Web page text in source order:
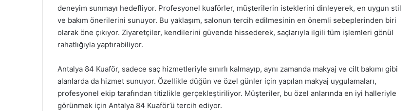
deneyim sunmayı hedefliyor. Profesyonel kuaförler, müşterilerin isteklerini dinleyerek, en uygun stil
ve bakım önerilerini sunuyor. Bu yaklaşım, salonun tercih edilmesinin en önemli sebeplerinden biri
olarak öne çıkıyor. Ziyaretçiler, kendilerini güvende hissederek, saçlarıyla ilgili tüm işlemleri gönül
rahatlığıyla yaptırabiliyor.
Antalya 84 Kuaför, sadece saç hizmetleriyle sınırlı kalmayıp, aynı zamanda makyaj ve cilt bakımı gibi
alanlarda da hizmet sunuyor. Özellikle düğün ve özel günler için yapılan makyaj uygulamaları,
profesyonel ekip tarafından titizlikle gerçekleştiriliyor. Müşteriler, bu özel anlarında en iyi halleriyle
görünmek için Antalya 84 Kuaför’ü tercih ediyor.